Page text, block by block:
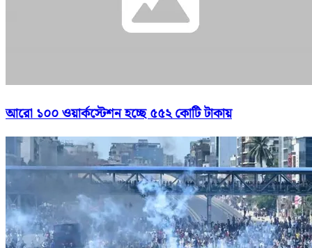
আরো ১০০ ওয়ার্কস্টেশন হচ্ছে ৫৫২ কোটি টাকায়